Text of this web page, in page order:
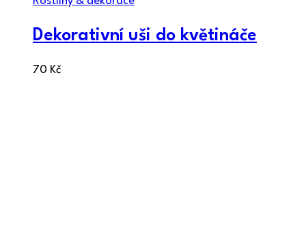
Dekorativní uši do květináče
70 Kč